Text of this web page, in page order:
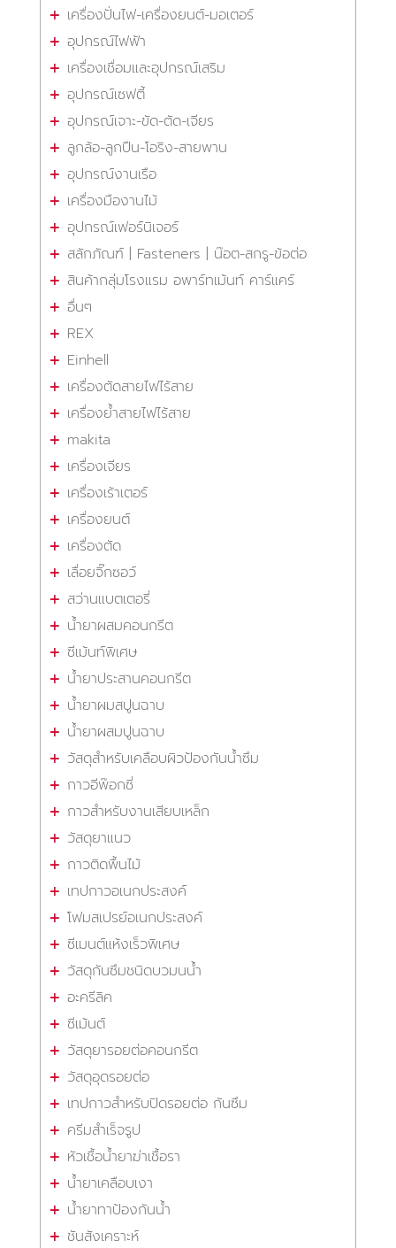
เครื่องปั่นไฟ-เครื่องยนต์-มอเตอร์
อุปกรณ์ไฟฟ้า
เครื่องเชื่อมและอุปกรณ์เสริม
อุปกรณ์เซฟตี้
อุปกรณ์เจาะ-ขัด-ตัด-เจียร
ลูกล้อ-ลูกปืน-โอริง-สายพาน
อุปกรณ์งานเรือ
เครื่องมืองานไม้
อุปกรณ์เฟอร์นิเจอร์
สลักภัณฑ์ | Fasteners | น๊อต-สกรู-ข้อต่อ
สินค้ากลุ่มโรงแรม อพาร์ทเม้นท์ คาร์แคร์
อื่นๆ
REX
Einhell
เครื่องตัดสายไฟไร้สาย
เครื่องย้ำสายไฟไร้สาย
makita
เครื่องเจียร
เครื่องเร้าเตอร์
เครื่องยนต์
เครื่องตัด
เลื่อยจิ๊กซอว์
สว่านแบตเตอรี่
น้ำยาผสมคอนกรีต
ซีเม้นท์พิเศษ
น้ำยาประสานคอนกรีต
น้ำยาผมสปูนฉาบ
น้ำยาผสมปูนฉาบ
วัสดุสำหรับเคลือบผิวป้องกันน้ำซึม
กาวอีพ๊อกซี่
กาวสำหรับงานเสียบเหล็ก
วัสดุยาแนว
กาวติดพื้นไม้
เทปกาวอเนกประสงค์
โฟมสเปรย์อเนกประสงค์
ซีเมนต์แห้งเร็วพิเศษ
วัสดุกันซึมชนิดบวมนน้ำ
อะครีลิค
ซีเม้นต์
วัสดุยารอยต่อคอนกรีต
วัสดุอุดรอยต่อ
เทปกาวสำหรับปิดรอยต่อ กันซึม
ครีมสำเร็จรูป
หัวเชื้อน้ำยาฆ่าเชื้อรา
น้ำยาเคลือบเงา
น้ำยาทาป้องกันน้ำ
ชันสังเคราะห์